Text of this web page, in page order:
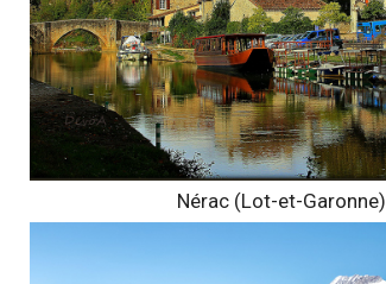
Nérac (Lot-et-Garonne)